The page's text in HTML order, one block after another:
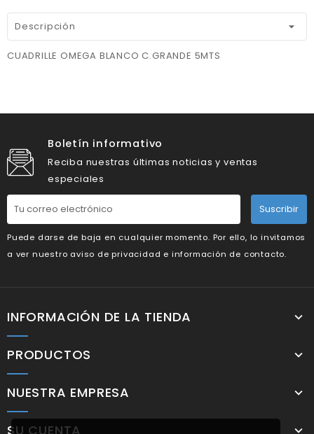
Descripción
CUADRILLE OMEGA BLANCO C.GRANDE 5MTS
Boletín informativo
Reciba nuestras últimas noticias y ventas
especiales
Suscribir
Puede darse de baja en cualquier momento. Por ello, lo invitamos
a ver nuestro aviso de privacidad e información de contacto.
INFORMACIÓN DE LA TIENDA
PRODUCTOS
NUESTRA EMPRESA
SU CUENTA